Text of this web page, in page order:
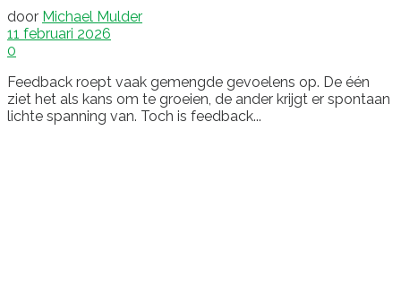
door Michael Mulder
11 februari 2026
0
Feedback roept vaak gemengde gevoelens op. De één
ziet het als kans om te groeien, de ander krijgt er spontaan
lichte spanning van. Toch is feedback...